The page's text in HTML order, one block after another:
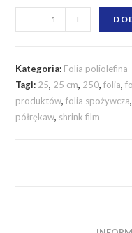
Folia
termokurczliwa
250
mm
/
- +
Kategoria: Folia poliolefina
Tagi: 25, 25 cm, 250,folia,
produktów,folia spożywcza
półrękaw, shrink film